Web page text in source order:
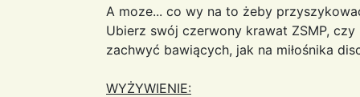
A moze... co wy na to żeby
Ubierz swój czerwony krawat ZSMP,
zachwyć bawiących, jak na miłośnika
WYŻYWIENIE: